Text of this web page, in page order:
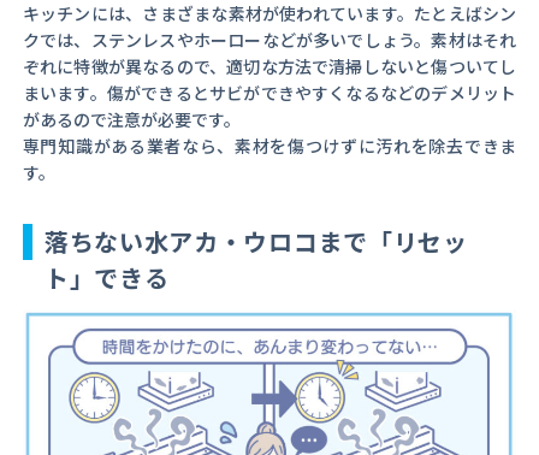
キッチンには、さまざまな素材が使われています。たとえばシン
クでは、ステンレスやホーローなどが多いでしょう。素材はそれ
ぞれに特徴が異なるので、適切な方法で清掃しないと傷ついてし
まいます。傷ができるとサビができやすくなるなどのデメリット
があるので注意が必要です。
専門知識がある業者なら、素材を傷つけずに汚れを除去できま
す。
落ちない水アカ・ウロコまで「リセッ
ト」できる